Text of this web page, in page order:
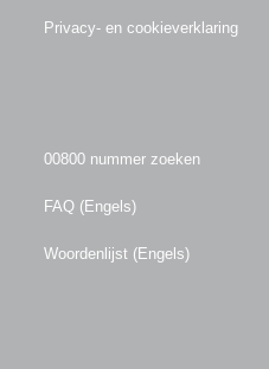
Privacy- en cookieverklaring
00800 nummer zoeken
FAQ (Engels)
Woordenlijst (Engels)